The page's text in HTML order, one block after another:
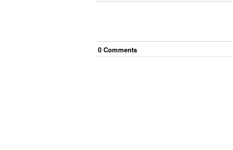
0 Comments